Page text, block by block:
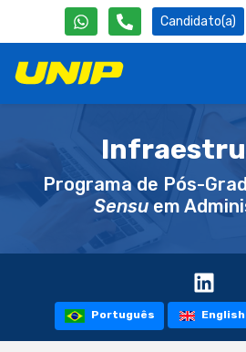
Candidato(a)
Programa de Pós-
Sensuem
Português English